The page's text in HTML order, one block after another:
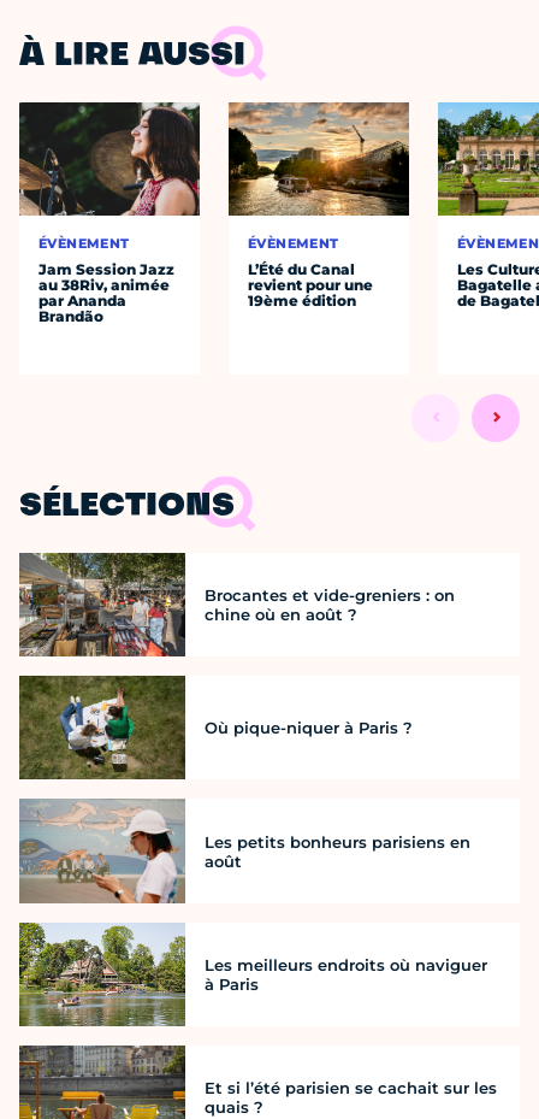
À LIRE AUSSI
ÉVÈNEMENT
Jam Session Jazz
au 38Riv, animée
par Ananda
Brandão
ÉVÈNEMENT
L’Été du Canal
revient pour une
19ème édition
Les
Bagatelle
de
SÉLECTIONS
Brocantes et vide-greniers : on
chine où en août ?
Où pique-niquer à Paris ?
Les petits bonheurs parisiens en
août
Les meilleurs endroits où naviguer
à Paris
Et si l’été parisien se cachait sur les
quais ?